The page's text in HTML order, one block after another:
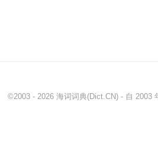
©2003 - 2026 海词词典(Dict.CN) - 自 2003